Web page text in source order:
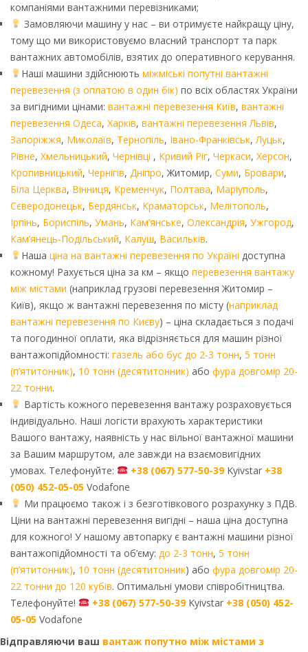
компаніями вантажними перевізниками;
Замовляючи машину у нас – ви отримуєте найкращу ціну,
тому що ми використовуємо власний транспорт та парк
вантажних автомобілів, взятих до оперативного керування.
Наші машини здійснюють міжміські попутні вантажні
перевезення (з оплатою в один бік) по всіх областях України
за вигідними цінами: вантажні перевезення Київ, вантажні
перевезення Одеса, Харків, вантажні перевезення Львів,
Запоріжжя, Миколаїв, Тернопіль, Івано-Франківськ,Луцьк,
Рівне, Хмельницький, Чернівці , Кривий Ріг, Черкаси, Херсон,
Кропивницький, Чернігів, Дніпро, Житомир, Суми, Бровари,
Біла Церква, Вінниця, Кременчук, Полтава, Маріуполь,
Сєверодонецьк, Бердянськ, Краматорськ, Мелітополь,
Ірпінь, Бориспіль, Умань, Кам’янське, Олександрія, Ужгород,
Кам’янець-Подільський, Калуш, Васильків.
Наша ціна на вантажні перевезення по Україні доступна
кожному! Рахується ціна за км – якщо перевезення вантажу
між містами (наприклад грузові перевезення Житомир –
Київ), якщо ж вантажні перевезення по місту (наприклад
вантажні перевезення по Києву) – ціна складається з подачі
та погодинної оплати, яка відрізняється для машин різної
вантажопідйомності: газель або бус до 2-3 тонн, 5 тонн
(п’ятитонник), 10 тонн (десятитонник) або фура довгомір 20-
22 тонни.
Вартість кожного перевезення вантажу розраховується
індивідуально. Наші логісти врахують характеристики
Вашого вантажу, наявність у нас вільної вантажної машини
за Вашим маршрутом, але завжди на взаємовигідних
умовах. Телефонуйте:
+38 (067) 577-50-39Kyivstar +38
(050) 452-05-05 Vodafone
Ми працюємо також і з безготівкового розрахунку з ПДВ.
Ціни на вантажні перевезення вигідні – наша ціна доступна
для кожного! У нашому автопарку є вантажні машини різної
вантажопідйомності та об’єму: до 2-3 тонн, 5 тонн
(п’ятитонник), 10 тонн (десятитонник) або фура довгомір 20-
22 тонни до 120 кубів. Оптимальні умови співробітництва.
Телефонуйте!
+38 (067) 577-50-39Kyivstar +38 (050) 452-
05-05 Vodafone
Відправляючи ваш вантаж попутно між містами з